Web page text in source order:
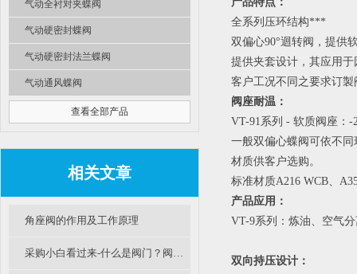
气动全衬对夹蝶阀
气动硬密封蝶阀
气动硬密封法兰蝶阀
气动通风蝶阀
查看全部产品
相关文章
角座阀的作用及工作原理
采购小白看过来-什么是阀门？阀门是什么意思？阀门怎么分类的呢？
全系列压环结构***
双偏心90°迴转阀，提供
提供夹套设计，其应用
客户工况不同之要求订
阀座耐温：
VT-91系列 - 软质阀座
一般双偏心蝶阀可依不
材质供客户选购。
标准材质A216 WCB、
产品应用：
VT-9系列：炼油、空气
双向持压设计：